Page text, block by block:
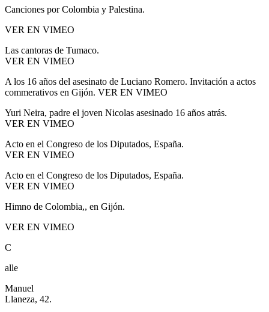
Canciones por Colombia y Palestina.
VER EN VIMEO
Las cantoras de Tumaco.
VER EN VIMEO
A los 16 años del asesinato de Luciano Romero. Invitación a actos
commerativos en Gijón. VER EN VIMEO
Yuri Neira, padre el joven Nicolas asesinado 16 años atrás.
VER EN VIMEO
Acto en el Congreso de los Diputados, España.
VER EN VIMEO
Acto en el Congreso de los Diputados, España.
VER EN VIMEO
Himno de Colombia,, en Gijón.
VER EN VIMEO
C
alle
Manuel
Llaneza, 42.